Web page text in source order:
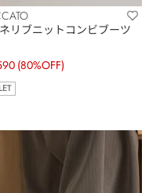
リブニットコンビブーツ
(80%OFF)